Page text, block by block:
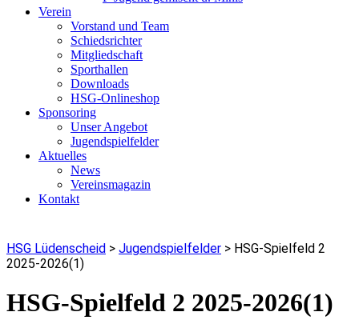
Verein
Vorstand und Team
Schiedsrichter
Mitgliedschaft
Sporthallen
Downloads
HSG-Onlineshop
Sponsoring
Unser Angebot
Jugendspielfelder
Aktuelles
News
Vereinsmagazin
Kontakt
HSG Lüdenscheid > Jugendspielfelder > HSG-Spielfeld 2
2025-2026(1)
HSG-Spielfeld 2 2025-2026(1)